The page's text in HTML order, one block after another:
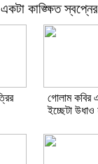
কাঙ্ক্ষিত স্বপ্নের
গোলাম কবির
ইচ্ছেটা উধাও